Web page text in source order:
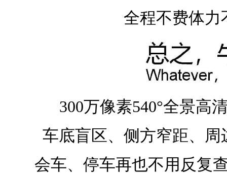
全程不费体力
300万像素540°全景高
车底盲区、侧方窄距、
会车、停车再也不用反复